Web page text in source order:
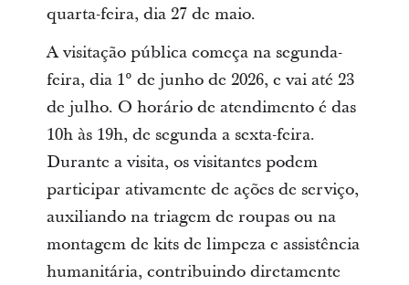
quarta-feira, dia 27 de maio.
A visitação pública começa na segunda-
feira, dia 1° de junho de 2026, e vai até 23
de julho. O horário de atendimento é das
10h às 19h, de segunda a sexta-feira.
Durante a visita, os visitantes podem
participar ativamente de ações de serviço,
auxiliando na triagem de roupas ou na
montagem de kits de limpeza e assistência
humanitária, contribuindo diretamente